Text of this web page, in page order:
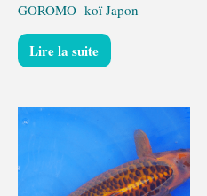
GOROMO- koï Japon
Lire la suite